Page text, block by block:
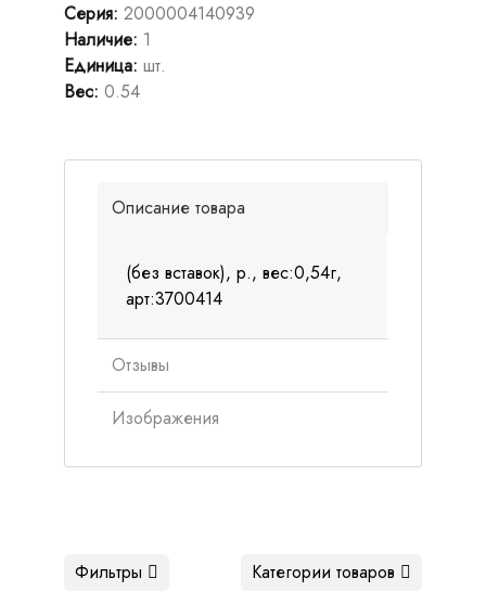
Серия: 2000004140939
Наличие: 1
Единица: шт.
Вес: 0.54
Описание товара
(без вставок), р., вес:0,54г,
арт:3700414
Отзывы
Изображения
Категории товаров
Фильтры